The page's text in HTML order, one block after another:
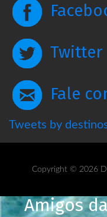
Twitter
Fale
Tweets by
Copyright © 2026
Amigos